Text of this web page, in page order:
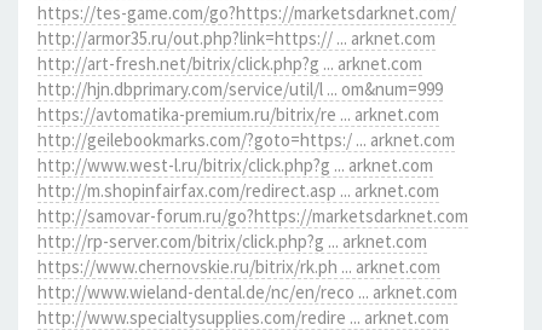
https://tes-game.com/go?https://marketsdarknet.com/
http://armor35.ru/out.php?link=https:// ... arknet.com
http://art-fresh.net/bitrix/click.php?g ... arknet.com
http://hjn.dbprimary.com/service/util/l ... om&num=999
https://avtomatika-premium.ru/bitrix/re ... arknet.com
http://geilebookmarks.com/?goto=https:/ ... arknet.com
http://www.west-l.ru/bitrix/click.php?g ... arknet.com
http://m.shopinfairfax.com/redirect.asp ... arknet.com
http://samovar-forum.ru/go?https://marketsdarknet.com
http://rp-server.com/bitrix/click.php?g ... arknet.com
https://www.chernovskie.ru/bitrix/rk.ph ... arknet.com
http://www.wieland-dental.de/nc/en/reco ... arknet.com
http://www.specialtysupplies.com/redire ... arknet.com